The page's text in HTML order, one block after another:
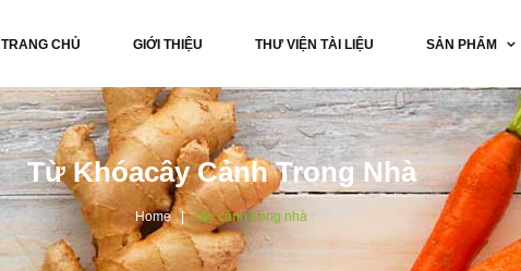
TRANG CHỦ GIỚI THIỆU THƯ VIỆN TÀI LIỆU SẢN PHẨM
Từ Khóacây Cảnh Trong Nhà
Home cây cảnh trong nhà